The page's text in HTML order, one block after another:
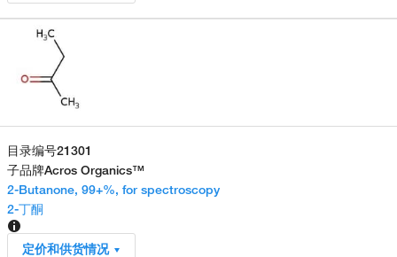
目录编号21301
子品牌Acros Organics™
2-Butanone, 99+%, for spectroscopy
2-丁酮
定价和供货情况